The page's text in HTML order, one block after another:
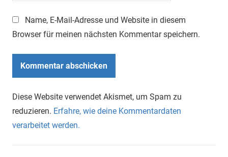
Name, E-Mail-Adresse und Website in diesem
Browser für meinen nächsten Kommentar speichern.
Diese Website verwendet Akismet, um Spam zu
reduzieren. Erfahre, wie deine Kommentardaten
verarbeitet werden.